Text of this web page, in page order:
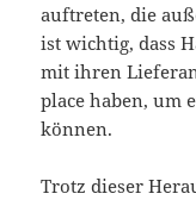
auftreten, die
ist wichtig, dass
mit ihren
place haben, um
können.
Trotz dieser